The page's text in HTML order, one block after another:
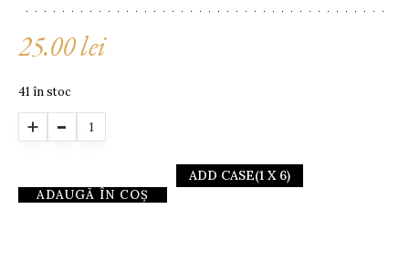
25.00lei
41 în stoc
Quantity
ADAUGĂ ÎN COȘ
ADD CASE(1 X 6)